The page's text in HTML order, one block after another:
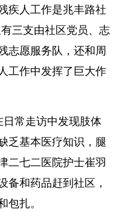
疾人工作是兆丰路社
三支由社区党员、志
志愿服务队，还和周
工作中发挥了巨大作
常走访中发现肢体
乏基本医疗知识，腿
二七二医院护士崔羽
备和药品赶到社区，
扎。